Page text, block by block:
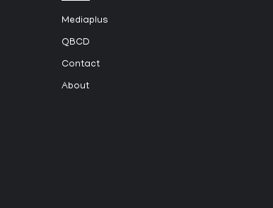
Mediaplus
QBCD
Contact
About